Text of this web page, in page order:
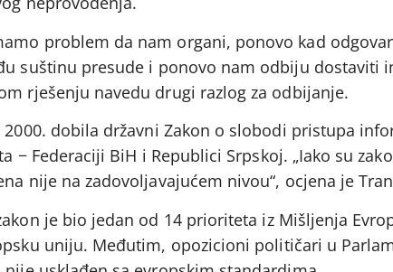
problem da nam organi, ponovo kad
suštinu presude i ponovo nam odbiju dostaviti
rješenju navedu drugi razlog za odbijanje.
2000. dobila državni Zakon o slobodi pristupa
− Federaciji BiH i Republici Srpskoj. „Iako su
nije na zadovoljavajućem nivou“, ocjena je
je bio jedan od 14 prioriteta iz Mišljenja
uniju. Međutim, opozicioni političari u